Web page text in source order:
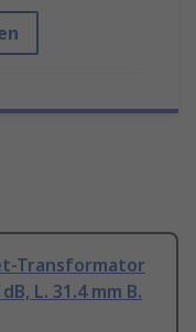
Transformator
L. 31.4 mm B.